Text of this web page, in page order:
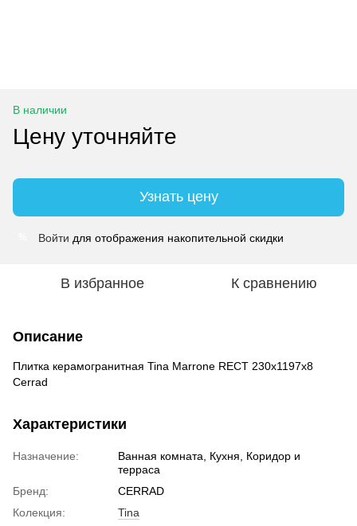
В наличии
Цену уточняйте
Узнать цену
Войти для отображения накопительной скидки
В избранное К сравнению
Описание
Плитка керамогранитная Tina Marrone RECT 230x1197x8
Cerrad
Характеристики
Назначение:
Ванная комната, Кухня, Коридор и
терраса
Бренд:
CERRAD
Колекция:
Tina